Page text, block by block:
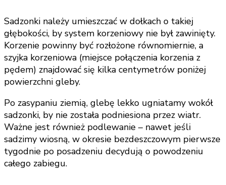
Sadzonki należy umieszczać w dołkach o takiej
głębokości, by system korzeniowy nie był zawinięty.
Korzenie powinny być rozłożone równomiernie, a
szyjka korzeniowa (miejsce połączenia korzenia z
pędem) znajdować się kilka centymetrów poniżej
powierzchni gleby.
Po zasypaniu ziemią, glebę lekko ugniatamy wokół
sadzonki, by nie została podniesiona przez wiatr.
Ważne jest również podlewanie – nawet jeśli
sadzimy wiosną, w okresie bezdeszczowym pierwsze
tygodnie po posadzeniu decydują o powodzeniu
całego zabiegu.